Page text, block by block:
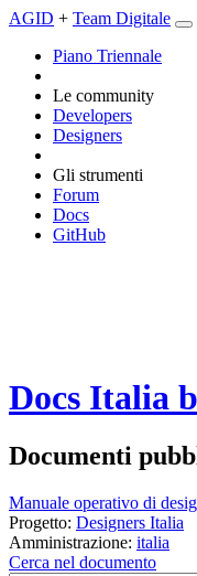
AGID + Team Digitale
Piano Triennale
Le community
Developers
Designers
Gli strumenti
Forum
Docs
GitHub
Docs Italia
Documenti
Manuale operativo di
Progetto: Designers Italia
Amministrazione: italia
Cerca nel documento